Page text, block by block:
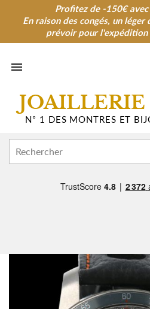
Profitez de -150€ avec
En raison des congés, un
prévoir pour l'expédition
Profitez de -150€ avec
En raison des congés, un léger
prévoir pour l'expédition

JOAILLERIE
N° 1 DES MONTRES ET